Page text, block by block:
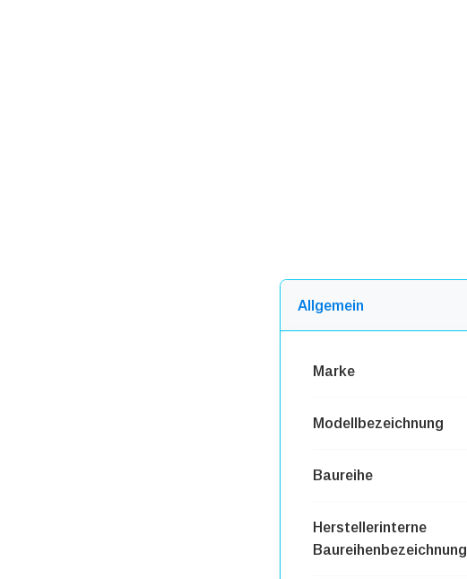
Allgemein
Marke
Modellbezeichnung
Baureihe
Herstellerinterne
Baureihenbezeichnung